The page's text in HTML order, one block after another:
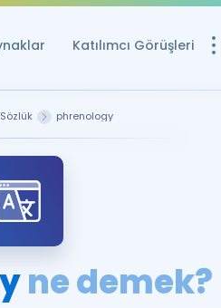
Katılımcı Görüşleri
Ücretsiz
YDS ve YÖKDİL
Sözlük phrenology
ne demek?